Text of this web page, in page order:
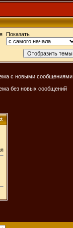
Показать
с новыми сообщениями
без новых сообщений